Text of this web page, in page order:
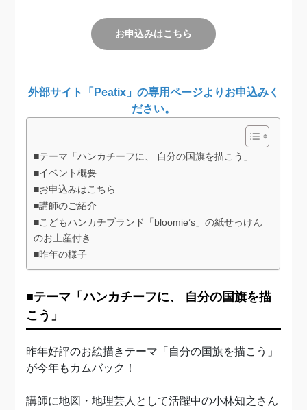
お申込みはこちら
外部サイト「Peatix」の専用ページよりお申込みく
ださい。
■テーマ「ハンカチーフに、 自分の国旗を描こう」
■イベント概要
■お申込みはこちら
■講師のご紹介
■こどもハンカチブランド「bloomie’s」の紙せっけん
のお土産付き
■昨年の様子
■テーマ「ハンカチーフに、 自分の国旗を描
こう」
昨年好評のお絵描きテーマ「自分の国旗を描こう」
が今年もカムバック！
講師に地図・地理芸人として活躍中の小林知之さん